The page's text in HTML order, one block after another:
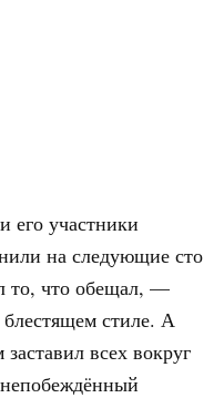
его участники
на следующие сто
то, что обещал, —
стиле. А
всех вокруг